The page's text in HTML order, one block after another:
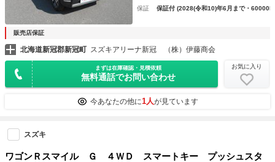
保証
保証付 (2028(令和10)年6月まで・
販売店保証
北海道新冠郡新冠町 スズキアリーナ新冠 （株）伊藤商会
まずは在庫確認・見積依頼
無料通話でお問い合わせ
お気に入り
今あなたの他に1人が見ています
スズキ
ワゴンＲスマイル Ｇ ４ＷＤ スマートキー プッシュスタ